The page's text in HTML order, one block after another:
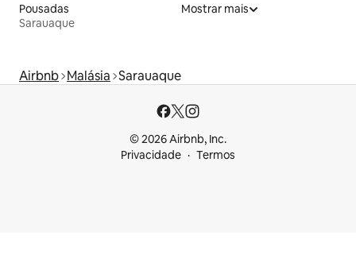
Pousadas
Sarauaque
Mostrar mais
Airbnb Malásia Sarauaque
© 2026 Airbnb, Inc.
Privacidade
Termos